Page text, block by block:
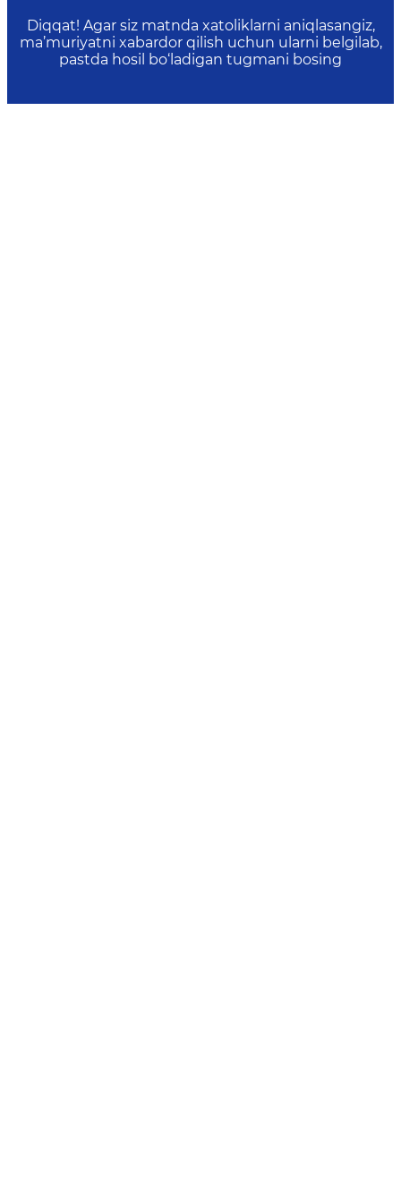
Diqqat! Agar siz matnda xatoliklarni aniqlasangiz,
ma’muriyatni xabardor qilish uchun ularni belgilab,
pastda hosil bo‘ladigan tugmani bosing